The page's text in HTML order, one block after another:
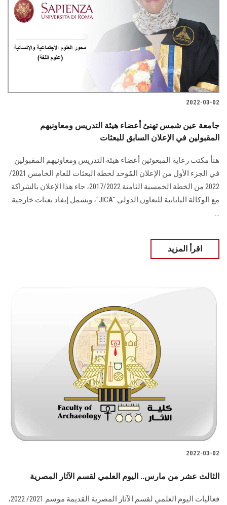
2022-03-02
جامعة عين شمس تهنئ أعضاء هيئة التدريس ومعاونيهم
المقبولين في الإعلان السابق للبعثات
هنأ مكتب رعاية المبعوثين أعضاء هيئة التدريس ومعاونيهم المقبولين
في الجزء الأول من الإعلان المُوحد لخطة البعثات للعام الخامس 2021/
2022 من الخطة الخمسية الثامنة 2017/2022، جاء هذا الإعلان بالشراكة
مع الوكالة اليابانية للتعاون الدولي "JICA"، ويشمل إيفاد بعثات خارجية
...
اقرأ المزيد
2022-03-02
الثالث عشر من مارس.. اليوم العلمي لقسم الآثار المصرية
فعاليات اليوم العلمي لقسم الآثار المصرية القديمة موسم 2021/ 2022،